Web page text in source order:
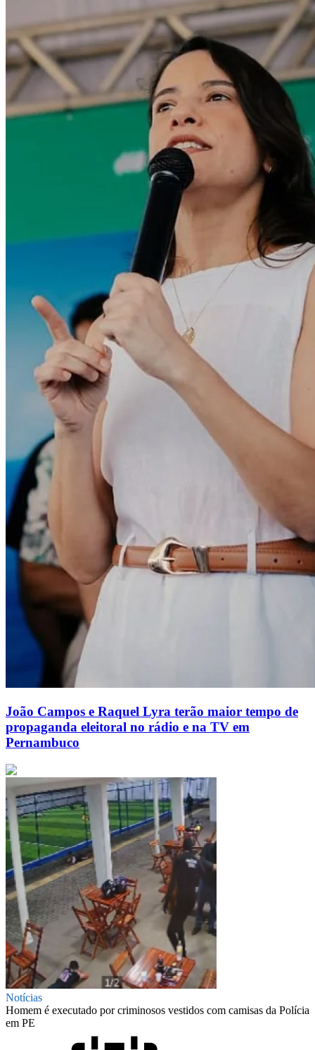
João Campos e Raquel Lyra terão maior tempo de
propaganda eleitoral no rádio e na TV em
Pernambuco
Notícias
Homem é executado por criminosos vestidos com camisas da Polícia
em PE